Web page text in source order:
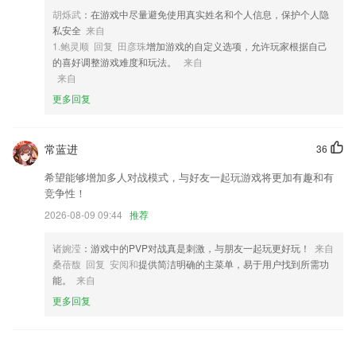
3,智能剪切和提取音乐的内容
4,每天都有新鲜的资源提供给你，并且对新闻栏目进行明确分类。
5,方便摘抄：采蜜集功能可轻松摘抄，写作文一点都不可怕；
6,信息全面，该平台不仅包括新闻资讯，休闲旅游，房产住宿这些城市信
息，还有汽车、交友、商机，扩大了用户范围。
1.反复钻研，带你攻克难关。
2.根据所有用户做题数据,系统自动计算题目难易程度,您适合做什么难度
层次的题目,它了如指掌!有组织的抽出 10道题,供你练习,指引你不断提高
3.与您英语学习同步，掌上便捷完结教师安置的作业。
4.证书，助力您的职业发展，提升您的岗位竞争力
5.赋能教师让教学更轻松
6.待日积月累后，可点击数据统计功能，知道自己在阅读道路上前进了多
胡烁武 ：在游戏中尽量避免使用真实姓名和个人信息，保护个人隐
私安全 来自
1.鲍灵顺 回复 田彦珠增加游戏的自定义选项，允许玩家根据自己
的喜好调整游戏难度和玩法。
来自
来自
更多回复
36
常蓝进
希望能够增加多人对战模式，与好友一起玩游戏将更加有趣和有
竞争性！
2026-08-09 09:44 推荐
诸婉滢 ：游戏中的PVP对战真是刺激，与朋友一起玩更好玩！
来自
桑蓓馥 回复 安阅和提供简洁明确的主菜单，易于用户找到所需功
能。
来自
更多回复